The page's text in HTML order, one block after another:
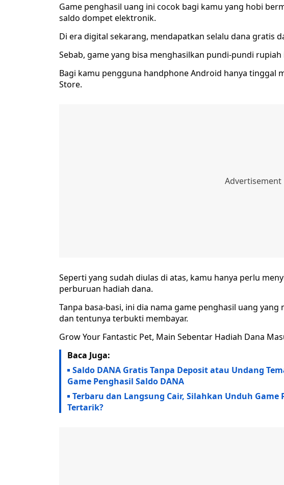
Game penghasil uang ini cocok bagi kamu yang hobi
saldo dompet elektronik.
Di era digital sekarang, mendapatkan selalu dana gratis
Sebab, game yang bisa menghasilkan pundi-pundi
Bagi kamu pengguna handphone Android hanya tinggal
Store.
Seperti yang sudah diulas di atas, kamu hanya perlu
perburuan hadiah dana.
Tanpa basa-basi, ini dia nama game penghasil uang
dan tentunya terbukti membayar.
Grow Your Fantastic Pet, Main Sebentar Hadiah Dana
Baca Juga:
Saldo DANA Gratis Tanpa Deposit atau Undang
Game Penghasil Saldo DANA
Terbaru dan Langsung Cair, Silahkan Unduh Game
Tertarik?